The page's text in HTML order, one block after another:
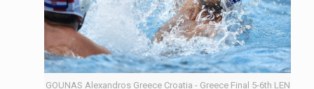
GOUNAS Alexandros Greece Croatia - Greece Final 5-6th LEN